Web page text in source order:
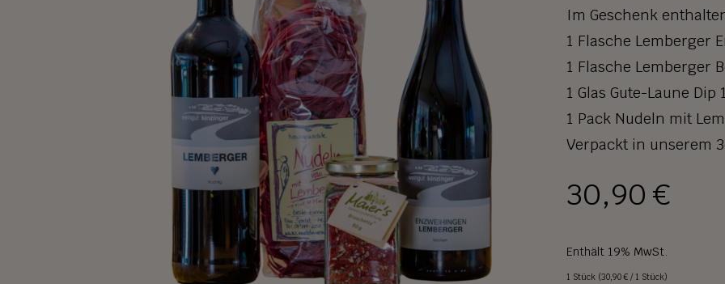
Im Geschenk
1 Flasche Lemberger
1 Flasche Lemberger
1 Glas Gute-Laune Dip
1 Pack Nudeln mit
Verpackt in unserem
30,90€
Enthält 19% MwSt.
1 Stück (30,90€/ 1 Stück)